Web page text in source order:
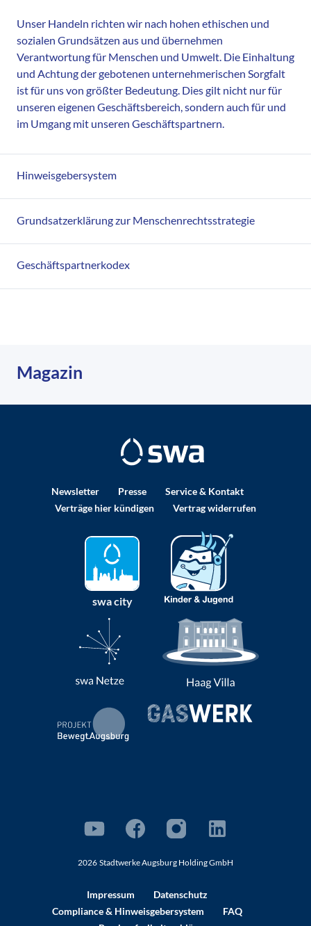
Unser Handeln richten wir nach hohen ethischen und
sozialen Grundsätzen aus und übernehmen
Verantwortung für Menschen und Umwelt. Die Einhaltung
und Achtung der gebotenen unternehmerischen Sorgfalt
ist für uns von größter Bedeutung. Dies gilt nicht nur für
unseren eigenen Geschäftsbereich, sondern auch für und
im Umgang mit unseren Geschäftspartnern.
Hinweisgebersystem
Grundsatzerklärung zur Menschenrechtsstrategie
Geschäftspartnerkodex
Magazin
Newsletter Presse
Service & Kontakt
Verträge hier kündigen
Vertrag widerrufen
swa city
2026 Stadtwerke Augsburg Holding GmbH
Impressum
Datenschutz
Compliance& Hinweisgebersystem
FAQ